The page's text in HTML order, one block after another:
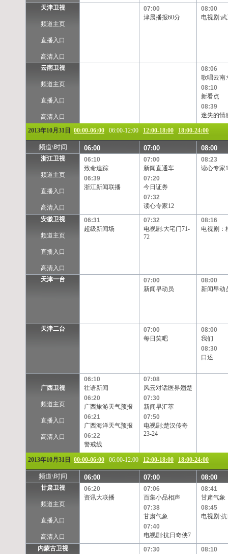
天津卫视
频道主页
直播入口
高清入口
07:00
津晨播报60分
08:00
电视剧:
云南卫视
频道主页
直播入口
高清入口
08:06
歌唱云南
08:10
新看点
08:39
迷失的情
2013年10月31日 00:00-06:00 06:00-12:00 12:00-18:00 18:00-24:00
频道\时间 06:00 07:00 08:00
浙江卫视
频道主页
直播入口
高清入口
06:10
致命追踪
06:39
浙江新闻联播
07:00
新闻直通车
07:20
今日证券
07:32
读心专家12
08:23
读心专家
安徽卫视
频道主页
直播入口
高清入口
06:31
超级新闻场
07:32
电视剧:大宅门71-
72
08:16
电视剧：
天津一台
07:00
新闻早动员
08:00
新闻早动
天津二台
07:00
每日笑吧
08:00
我们
08:30
口述
广西卫视
频道主页
直播入口
高清入口
06:10
壮语新闻
06:20
广西旅游天气预报
06:21
广西海洋天气预报
06:22
警戒线
07:08
风云对话医界翘楚
07:30
新闻早汇萃
07:50
电视剧:楚汉传奇
23-24
2013年10月31日 00:00-06:00 06:00-12:00 12:00-18:00 18:00-24:00
频道\时间 06:00 07:00 08:00
甘肃卫视
频道主页
直播入口
高清入口
06:20
资讯大联播
07:06
百集小品相声
07:38
甘肃气象
07:40
电视剧:抗日奇侠7
08:41
甘肃气象
08:45
电视剧:
内蒙古卫视
07:30
08:10